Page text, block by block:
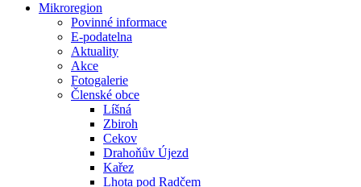
Mikroregion
Povinné informace
E-podatelna
Aktuality
Akce
Fotogalerie
Členské obce
Líšná
Zbiroh
Cekov
Drahoňův Újezd
Kařez
Lhota pod Radčem